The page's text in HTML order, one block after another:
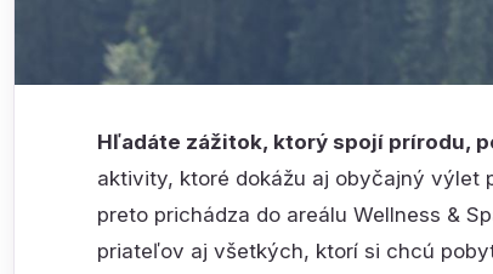
Hľadáte zážitok, ktorý spojí prírodu,
aktivity, ktoré dokážu aj obyčajný výlet
preto prichádza do areálu Wellness &
priateľov aj všetkých, ktorí si chcú